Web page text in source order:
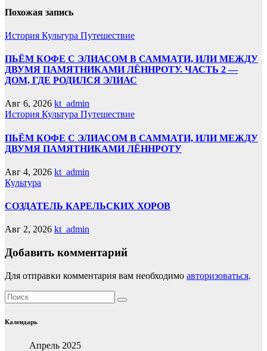
Похожая запись
История Культура Путешествие
ПЬЁМ КОФЕ С ЭЛИАСОМ В САММАТИ, ИЛИ МЕЖДУ
ДВУМЯ ПАМЯТНИКАМИ ЛЁННРОТУ. ЧАСТЬ 2 —
ДОМ, ГДЕ РОДИЛСЯ ЭЛИАС
Авг 6, 2026 kt_admin
История Культура Путешествие
ПЬЁМ КОФЕ С ЭЛИАСОМ В САММАТИ, ИЛИ МЕЖДУ
ДВУМЯ ПАМЯТНИКАМИ ЛЁННРОТУ
Авг 4, 2026 kt_admin
Культура
СОЗДАТЕЛЬ КАРЕЛЬСКИХ ХОРОВ
Авг 2, 2026 kt_admin
Добавить комментарий
Для отправки комментария вам необходимо авторизоваться.
Календарь
Апрель 2025